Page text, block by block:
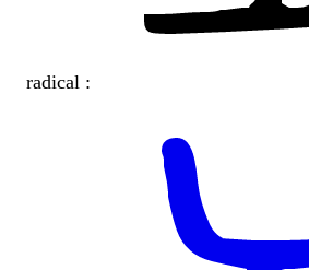
radical :